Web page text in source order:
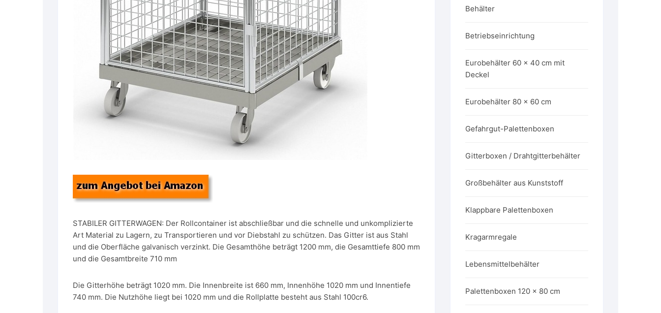
STABILER GITTERWAGEN: Der Rollcontainer ist abschließbar und die schnelle und unkomplizierte
Art Material zu Lagern, zu Transportieren und vor Diebstahl zu schützen. Das Gitter ist aus Stahl
und die Oberfläche galvanisch verzinkt. Die Gesamthöhe beträgt 1200 mm, die Gesamttiefe 800 mm
und die Gesamtbreite 710 mm
Die Gitterhöhe beträgt 1020 mm. Die Innenbreite ist 660 mm, Innenhöhe 1020 mm und Innentiefe
740 mm. Die Nutzhöhe liegt bei 1020 mm und die Rollplatte besteht aus Stahl 100cr6.
Behälter
Betriebseinrichtung
Eurobehälter 60 x 40 cm mit
Deckel
Eurobehälter 80 x 60 cm
Gefahrgut-Palettenboxen
Gitterboxen / Drahtgitterbehälter
Großbehälter aus Kunststoff
Klappbare Palettenboxen
Kragarmregale
Lebensmittelbehälter
Palettenboxen 120 x 80 cm